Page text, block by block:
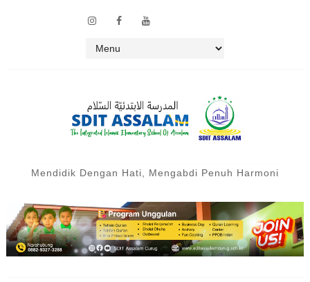
Mendidik Dengan Hati, Mengabdi Penuh Harmoni